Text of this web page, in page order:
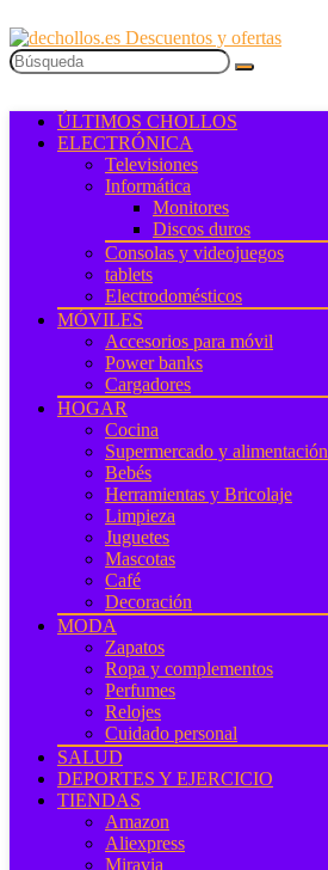
ÚLTIMOS CHOLLOS
ELECTRÓNICA
Televisiones
Informática
Monitores
Discos duros
Consolas y videojuegos
tablets
Electrodomésticos
MÓVILES
Accesorios para móvil
Power banks
Cargadores
HOGAR
Cocina
Supermercado y alimentación
Bebés
Herramientas y Bricolaje
Limpieza
Juguetes
Mascotas
Café
Decoración
MODA
Zapatos
Ropa y complementos
Perfumes
Relojes
Cuidado personal
SALUD
DEPORTES Y EJERCICIO
TIENDAS
Amazon
Aliexpress
Miravia